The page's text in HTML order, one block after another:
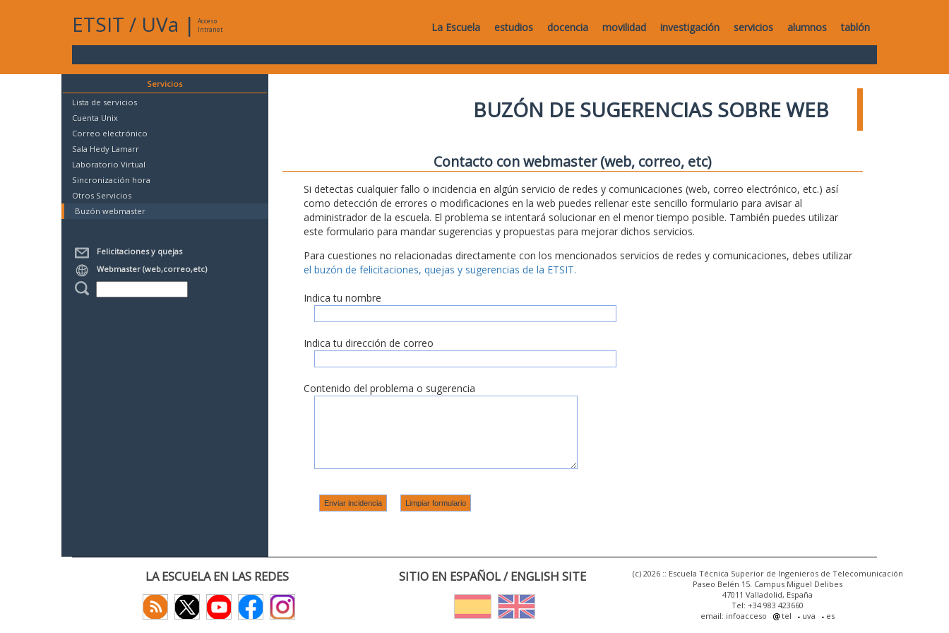
ETSIT / UVa |
Acceso
Intranet
La Escuela estudios docencia movilidad investigación servicios alumnos tablón
Servicios
Lista de servicios
Cuenta Unix
Correo electrónico
Sala Hedy Lamarr
Laboratorio Virtual
Sincronización hora
Otros Servicios
Buzón webmaster
Felicitaciones y quejas
Webmaster (web,correo,etc)
BUZÓN DE SUGERENCIAS SOBRE WEB
Contacto con webmaster (web, correo, etc)
Si detectas cualquier fallo o incidencia en algún servicio de redes y comunicaciones (web, correo electrónico, etc.) así
como detección de errores o modificaciones en la web puedes rellenar este sencillo formulario para avisar al
administrador de la escuela. El problema se intentará solucionar en el menor tiempo posible. También puedes utilizar
este formulario para mandar sugerencias y propuestas para mejorar dichos servicios.
Para cuestiones no relacionadas directamente con los mencionados servicios de redes y comunicaciones, debes utilizar
el buzón de felicitaciones, quejas y sugerencias de la ETSIT.
Indica tu nombre
Indica tu dirección de correo
Contenido del problema o sugerencia
LA ESCUELA EN LAS REDES SITIO EN ESPAÑOL / ENGLISH SITE
(c) 2026 :: Escuela Técnica Superior de Ingenieros de Telecomunicación
Paseo Belén 15. Campus Miguel Delibes
47011 Valladolid, España
Tel: +34 983 423660
email: infoacceso
tel uva es